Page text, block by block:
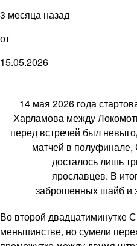
3 месяца назад
от
15.05.2026
14 мая 2026 года
Харламова между
перед встречей был
матчей в
досталось лишь
ярославцев. В
заброшенных шайб и
Во второй двадцатиминутке
меньшинстве, но сумели